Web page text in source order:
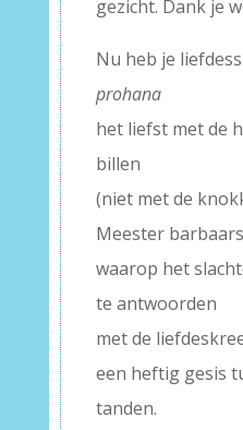
gezicht. Dank je
Nu heb je
prohana
het liefst met de
billen
(niet met de
Meester
waarop het
te antwoorden
met de
een heftig gesis
tanden.